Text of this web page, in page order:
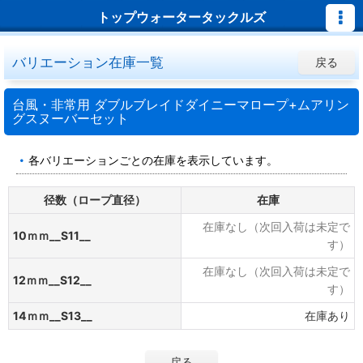
トップウォータータックルズ
バリエーション在庫一覧 戻る
台風・非常用 ダブルブレイドダイニーマロープ+ムアリン
グスヌーバーセット
各バリエーションごとの在庫を表示しています。
径数（ロープ直径） 在庫
10ｍｍ__S11__
在庫なし（次回入荷は未定で
す）
12ｍｍ__S12__
在庫なし（次回入荷は未定で
す）
14ｍｍ__S13__
在庫あり